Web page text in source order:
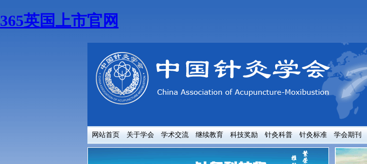
365英国上市官网
网站首页 关于学会 学术交流 继续教育 科技奖励 针灸科普 针灸标准 学会期刊